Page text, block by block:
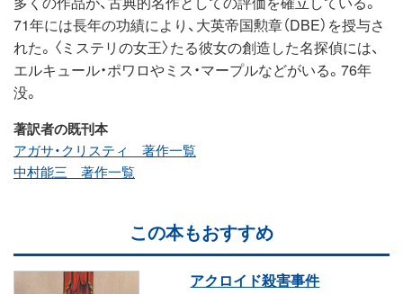
71年には長年の功績により、大英帝国勲章（DBE）を授与さ
れた。〈ミステリの女王〉たる彼女の創造した名探偵には、
エルキュール・ポワロやミス・マープルなどがいる。76年
没。
著訳者の既刊本
アガサ・クリスティ 著作一覧
中村能三 著作一覧
この本もおすすめ
アクロイド殺害事件